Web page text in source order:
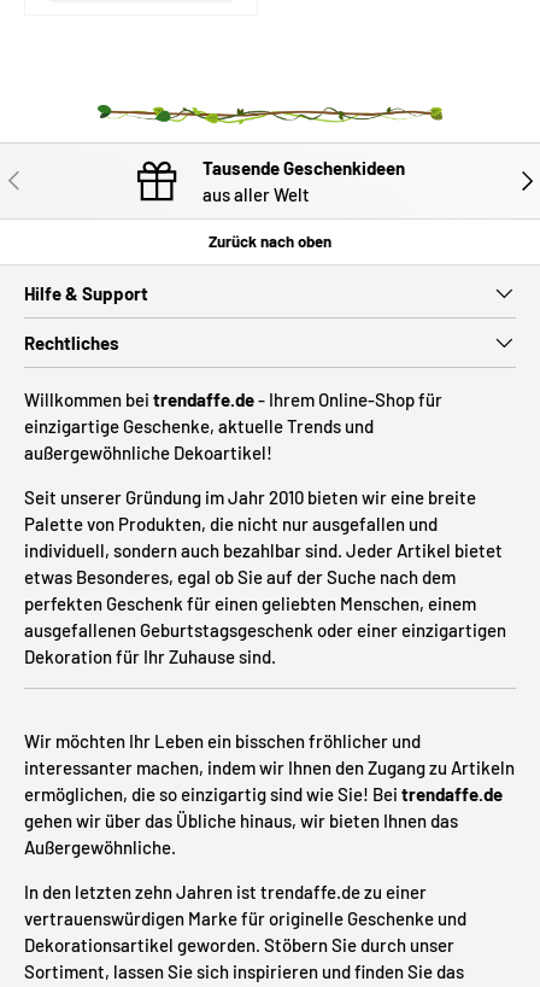
VORHERIGE
Tausende Geschenkideen
aus aller Welt
Zurück nach oben
Hilfe & Support
Rechtliches
Willkommen bei trendaffe.de- Ihrem Online-Shop für
einzigartige Geschenke, aktuelle Trends und
außergewöhnliche Dekoartikel!
Seit unserer Gründung im Jahr 2010 bieten wir eine breite
Palette von Produkten, die nicht nur ausgefallen und
individuell, sondern auch bezahlbar sind. Jeder Artikel bietet
etwas Besonderes, egal ob Sie auf der Suche nach dem
perfekten Geschenk für einen geliebten Menschen, einem
ausgefallenen Geburtstagsgeschenk oder einer einzigartigen
Dekoration für Ihr Zuhause sind.
Wir möchten Ihr Leben ein bisschen fröhlicher und
interessanter machen, indem wir Ihnen den Zugang zu Artikeln
ermöglichen, die so einzigartig sind wie Sie! Bei trendaffe.de
gehen wir über das Übliche hinaus, wir bieten Ihnen das
Außergewöhnliche.
In den letzten zehn Jahren ist trendaffe.de zu einer
vertrauenswürdigen Marke für originelle Geschenke und
Dekorationsartikel geworden. Stöbern Sie durch unser
Sortiment, lassen Sie sich inspirieren und finden Sie das